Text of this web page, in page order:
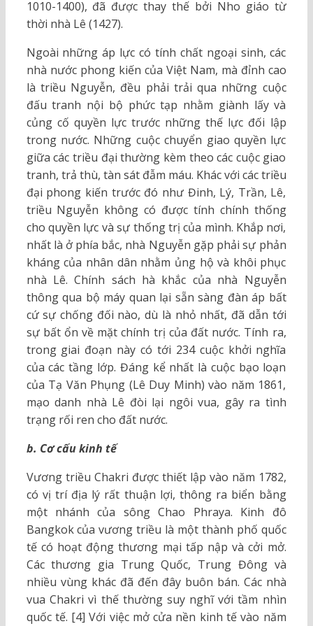
1010-1400), đã được thay thế bởi Nho giáo từ
thời nhà Lê (1427).
Ngoài những áp lực có tính chất ngoại sinh, các
nhà nước phong kiến của Việt Nam, mà đỉnh cao
là triều Nguyễn, đều phải trải qua những cuộc
đấu tranh nội bộ phức tạp nhằm giành lấy và
củng cố quyền lực trước những thế lực đối lập
trong nước. Những cuộc chuyển giao quyền lực
giữa các triều đại thường kèm theo các cuộc giao
tranh, trả thù, tàn sát đẫm máu. Khác với các triều
đại phong kiến trước đó như Đinh, Lý, Trần, Lê,
triều Nguyễn không có được tính chính thống
cho quyền lực và sự thống trị của mình. Khắp nơi,
nhất là ở phía bắc, nhà Nguyễn gặp phải sự phản
kháng của nhân dân nhằm ủng hộ và khôi phục
nhà Lê. Chính sách hà khắc của nhà Nguyễn
thông qua bộ máy quan lại sẵn sàng đàn áp bất
cứ sự chống đối nào, dù là nhỏ nhất, đã dẫn tới
sự bất ổn về mặt chính trị của đất nước. Tính ra,
trong giai đoạn này có tới 234 cuộc khởi nghĩa
của các tầng lớp. Đáng kể nhất là cuộc bạo loạn
của Tạ Văn Phụng (Lê Duy Minh) vào năm 1861,
mạo danh nhà Lê đòi lại ngôi vua, gây ra tình
trạng rối ren cho đất nước.
b. Cơ cấu kinh tế
Vương triều Chakri được thiết lập vào năm 1782,
có vị trí địa lý rất thuận lợi, thông ra biển bằng
một nhánh của sông Chao Phraya. Kinh đô
Bangkok của vương triều là một thành phố quốc
tế có hoạt động thương mại tấp nập và cởi mở.
Các thương gia Trung Quốc, Trung Đông và
nhiều vùng khác đã đến đây buôn bán. Các nhà
vua Chakri vì thế thường suy nghĩ với tầm nhìn
quốc tế. [4] Với việc mở cửa nền kinh tế vào năm